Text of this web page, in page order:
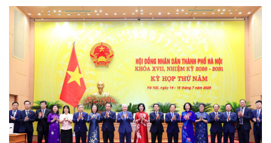
dung được HĐND thành phố thảo luận, quyết định lần này có ý
quan trọng hướng tới 3 yêu cầu lớn. Cùng đó, các quyết sách
tại kỳ họp sẽ tạo xung lực để Thủ đô hoàn thành thắng lợi các
mục tiêu phát triển kinh tế - xã hội năm 2026; tạo lập nền tảng
vững chắc cho phát triển mạnh mẽ trong những năm tiếp theo.